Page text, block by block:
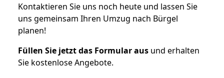
Kontaktieren Sie uns noch heute und lassen Sie
uns gemeinsam Ihren Umzug nach Bürgel
planen!
Füllen Sie jetzt das Formular aus und erhalten
Sie kostenlose Angebote.